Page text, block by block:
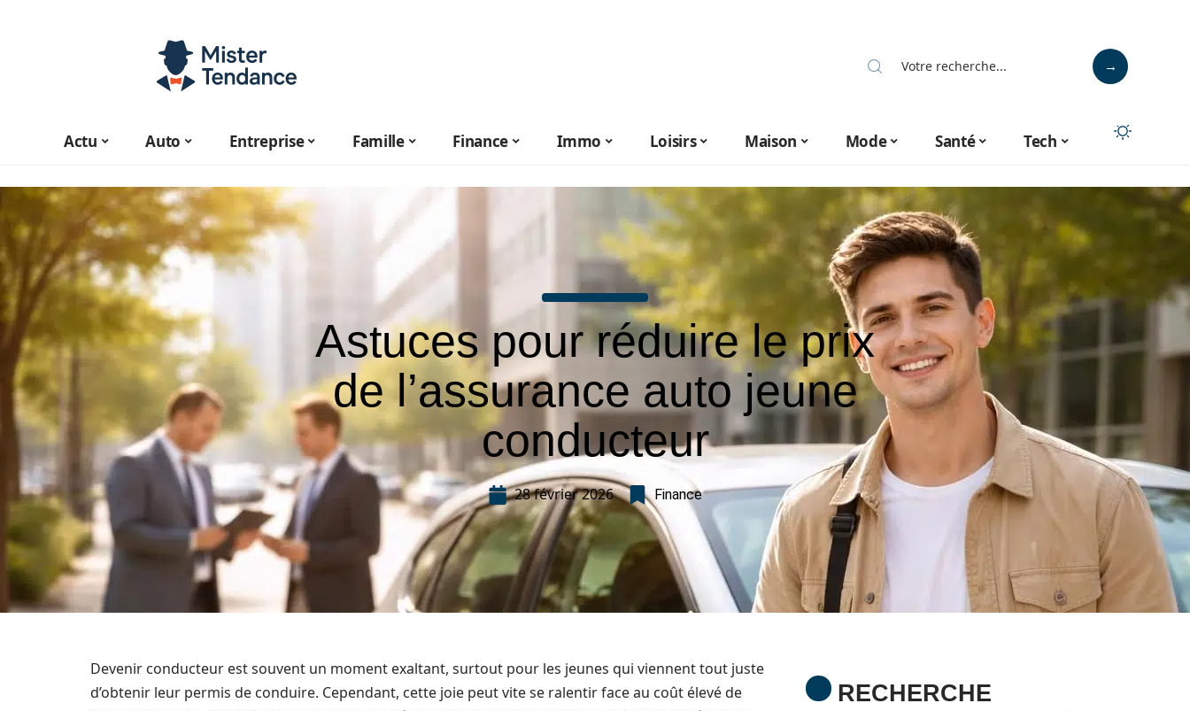
Actu Auto Entreprise Famille Finance Immo Loisirs Maison Mode Santé Tech
Astuces pour réduire le prix
de l’assurance auto jeune
conducteur
28 février 2026 Finance
Devenir conducteur est souvent un moment exaltant, surtout pour les jeunes qui viennent tout juste
d’obtenir leur permis de conduire. Cependant, cette joie peut vite se ralentir face au coût élevé de
RECHERCHE